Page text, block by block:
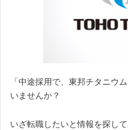
「中途採用で、東邦チタニウ
いませんか？
いざ転職したいと情報を探し